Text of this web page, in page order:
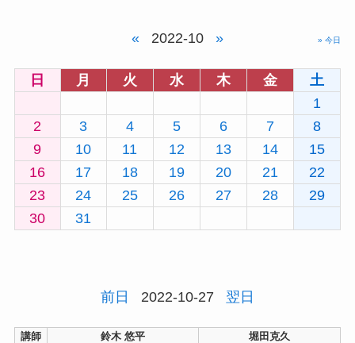
« 2022-10 » » 今日
日 月 火 水 木 金
土
1
2
3 4 5 6 7
8
9
10 11 12 13 14
15
16
17 18 19 20 21
22
23
24 25 26 27 28
29
30
31
前日 2022-10-27 翌日
講師 鈴木 悠平
堀田克久